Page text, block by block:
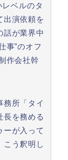
ベルのタ
出演依頼を
話が業界中
事”のオフ
作会社幹
務所「タイ
長を務める
ーが入って
こう釈明し